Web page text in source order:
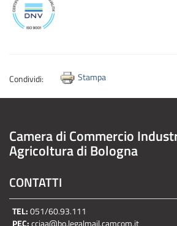
Condividi: Stampa
Camera di Commercio
Agricoltura di Bologna
CONTATTI
TEL:051/60.93.111